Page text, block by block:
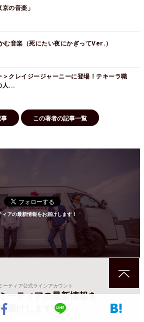
の音楽」
む音楽（死にたい夜にかぎってVer.）
＞クレイジージャーニーに登場！テキーラ職
人...
この著者の記事一覧
ィアの最新情報をお届けします！
ミーティア公式ラインアカウント
ーティアの最新情報を
お届けします!